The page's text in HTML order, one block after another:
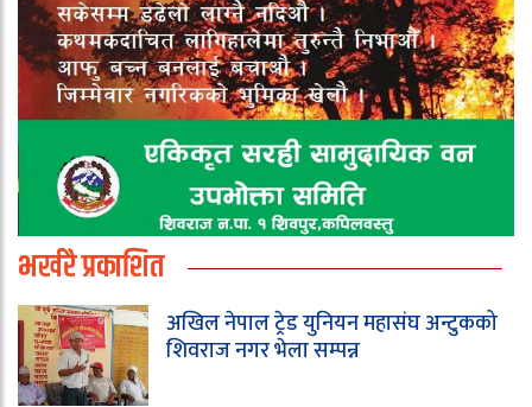
भर्खरै प्रकाशित
अखिल नेपाल ट्रेड युनियन महासंघ अन्टुकको
शिवराज नगर भेला सम्पन्न